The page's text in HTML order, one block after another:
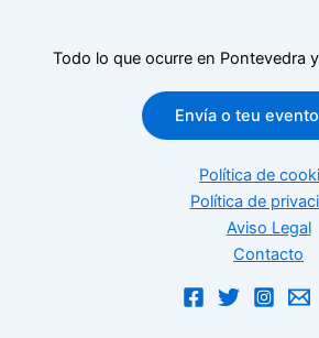
Todo lo que ocurre en Pontevedra
Envía o teu evento
Política de
Política de
Aviso Legal
Contacto